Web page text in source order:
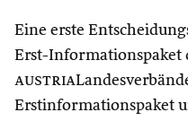
Eine erste
Erst-Informationspaket
austria
Erstinformationspaket